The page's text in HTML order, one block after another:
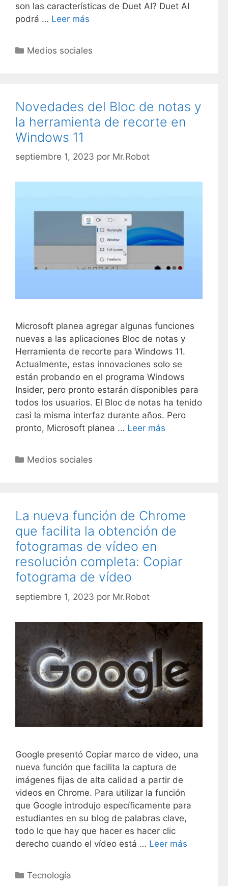
son las características de Duet AI? Duet AI
podrá … Leer más
C
o
í
s
Medios sociales
Novedades del Bloc de notas y
la herramienta de recorte en
Windows 11
septiembre 1, 2023 por Mr.Robot
Microsoft planea agregar algunas funciones
nuevas a las aplicaciones Bloc de notas y
Herramienta de recorte para Windows 11.
Actualmente, estas innovaciones solo se
están probando en el programa Windows
Insider, pero pronto estarán disponibles para
todos los usuarios. El Bloc de notas ha tenido
casi la misma interfaz durante años. Pero
pronto, Microsoft planea … Leer más
C
o
r
í
a
s
Medios sociales
La nueva función de Chrome
que facilita la obtención de
fotogramas de vídeo en
resolución completa: Copiar
fotograma de vídeo
septiembre 1, 2023 por Mr.Robot
Google presentó Copiar marco de video, una
nueva función que facilita la captura de
imágenes fijas de alta calidad a partir de
videos en Chrome. Para utilizar la función
que Google introdujo específicamente para
estudiantes en su blog de palabras clave,
todo lo que hay que hacer es hacer clic
derecho cuando el vídeo está … Leer más
C
Tecnología